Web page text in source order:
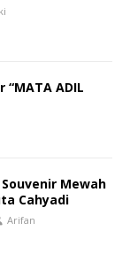
“MATA ADIL
Mewah
Cahyadi
Arifan